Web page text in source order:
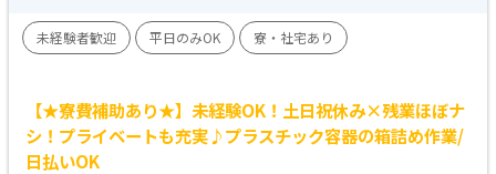
未経験者歓迎 平日のみOK 寮・社宅あり
【★寮費補助あり★】未経験OK！土日祝休み×残業ほぼナ
シ！プライベートも充実♪プラスチック容器の箱詰め作業/
日払いOK